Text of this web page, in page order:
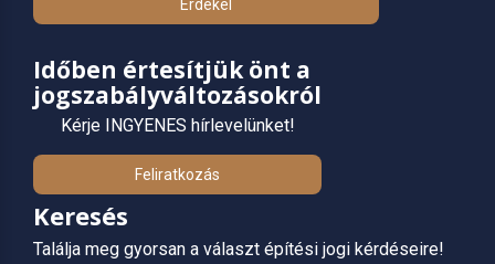
Érdekel
Időben értesítjük önt a
jogszabályváltozásokról
Kérje INGYENES hírlevelünket!
Feliratkozás
Keresés
Találja meg gyorsan a választ építési jogi kérdéseire!